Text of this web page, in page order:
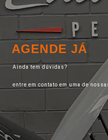
AGENDE JÁ
Ainda tem dúvidas?
entre em contato em uma de